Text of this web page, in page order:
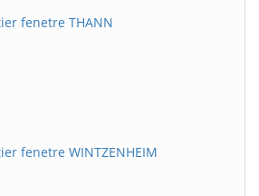
fenetre THANN
fenetre WINTZENHEIM